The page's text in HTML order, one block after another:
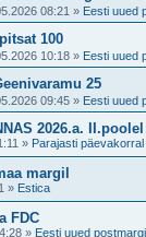
08:21 » Eesti uued
100
10:18 » Eesti uued
25
09:45 » Eesti uued
2026.a. II.poolel
» Parajasti päevakorral
margil
» Estica
FDC
» Eesti uued